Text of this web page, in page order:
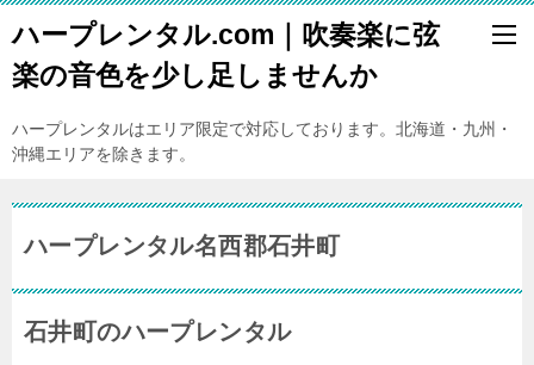
ハープレンタル.com｜吹奏楽に弦
楽の音色を少し足しませんか
ハープレンタルはエリア限定で対応しております。北海道・九州・
沖縄エリアを除きます。
ハープレンタル名西郡石井町
石井町のハープレンタル